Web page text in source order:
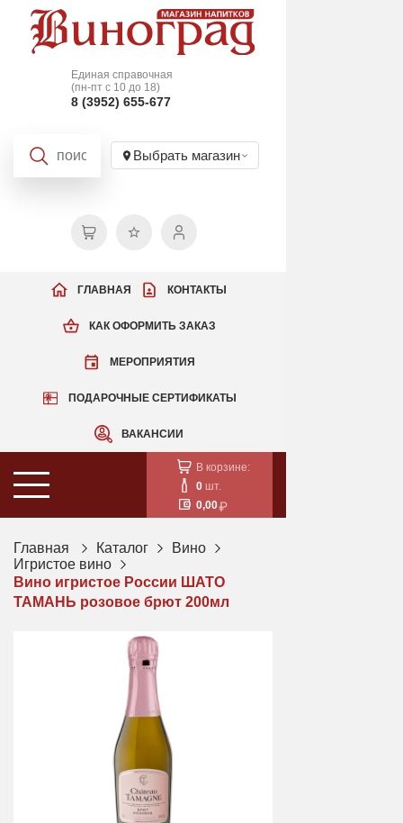
Единая справочная
(пн-пт с 10 до 18)
8 (3952) 655-677
Выбрать магазин
КАК ОФОРМИТЬ ЗАКАЗ
МЕРОПРИЯТИЯ
ПОДАРОЧНЫЕ СЕРТИФИКАТЫ
ВАКАНСИИ
ГЛАВНАЯ КОНТАКТЫ
В корзине:
0 шт.
0,00
Главная Каталог
Вино
Игристое вино
Вино игристое России ШАТО
ТАМАНЬ розовое брют 200мл